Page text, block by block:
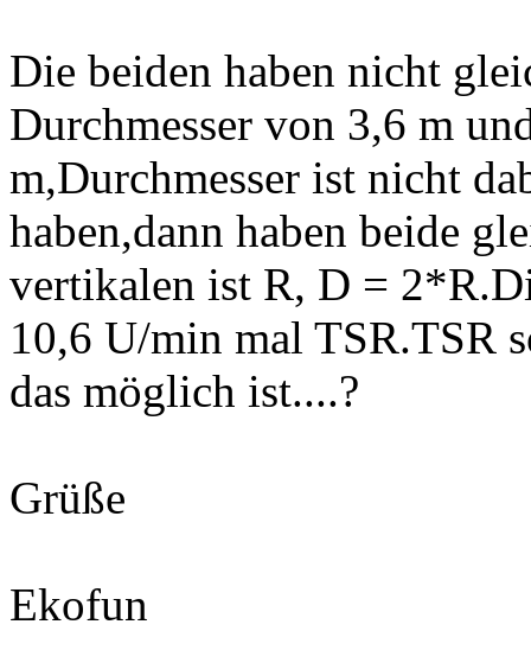
Die beiden haben nicht
Durchmesser von 3,6 m
m,Durchmesser ist nicht
haben,dann haben beide
vertikalen ist R, D =
10,6 U/min mal TSR.TSR
das möglich ist....?
Grüße
Ekofun